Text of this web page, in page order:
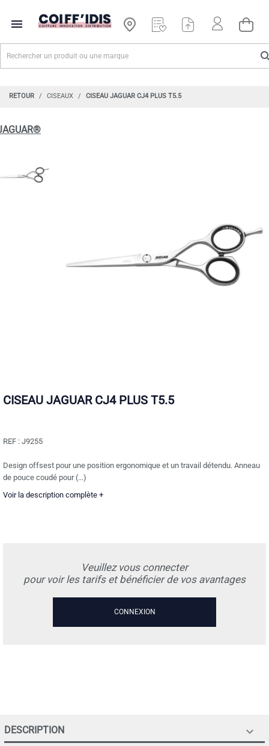

RETOUR CISEAUX CISEAU JAGUAR CJ4 PLUS T5.5
CISEAU JAGUAR CJ4 PLUS T5.5
REF : J9255
Design offsest pour une position ergonomique et un travail détendu. Anneau
de pouce coudé pour (...)
Voir la description complète +
Veuillez vous connecter
pour voir les tarifs et bénéficier de vos avantages
CONNEXION
DESCRIPTION 